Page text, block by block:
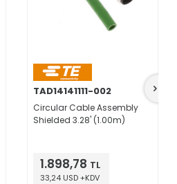
TAD14141111-002
Circular Cable Assembly
Shielded 3.28' (1.00m)
1.898,78 TL
33,24 USD +KDV